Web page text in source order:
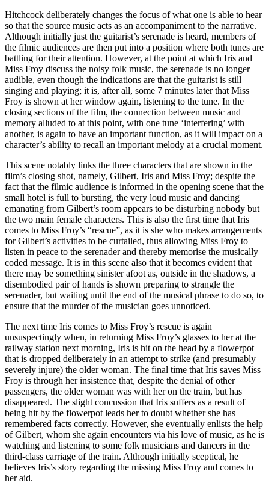
Hitchcock deliberately changes the focus of what one is able to hear
so that the source music acts as an accompaniment to the narrative.
Although initially just the guitarist’s serenade is heard, members of
the filmic audiences are then put into a position where both tunes are
battling for their attention. However, at the point at which Iris and
Miss Froy discuss the noisy folk music, the serenade is no longer
audible, even though the indications are that the guitarist is still
singing and playing; it is, after all, some 7 minutes later that Miss
Froy is shown at her window again, listening to the tune. In the
closing sections of the film, the connection between music and
memory alluded to at this point, with one tune ‘interfering’ with
another, is again to have an important function, as it will impact on a
character’s ability to recall an important melody at a crucial moment.
This scene notably links the three characters that are shown in the
film’s closing shot, namely, Gilbert, Iris and Miss Froy; despite the
fact that the filmic audience is informed in the opening scene that the
small hotel is full to bursting, the very loud music and dancing
emanating from Gilbert’s room appears to be disturbing nobody but
the two main female characters. This is also the first time that Iris
comes to Miss Froy’s “rescue”, as it is she who makes arrangements
for Gilbert’s activities to be curtailed, thus allowing Miss Froy to
listen in peace to the serenader and thereby memorise the musically
coded message. It is in this scene also that it becomes evident that
there may be something sinister afoot as, outside in the shadows, a
disembodied pair of hands is shown preparing to strangle the
serenader, but waiting until the end of the musical phrase to do so, to
ensure that the murder of the musician goes unnoticed.
The next time Iris comes to Miss Froy’s rescue is again
unsuspectingly when, in returning Miss Froy’s glasses to her at the
railway station next morning, Iris is hit on the head by a flowerpot
that is dropped deliberately in an attempt to strike (and presumably
severely injure) the older woman. The final time that Iris saves Miss
Froy is through her insistence that, despite the denial of other
passengers, the older woman was with her on the train, but has
disappeared. The slight concussion that Iris suffers as a result of
being hit by the flowerpot leads her to doubt whether she has
remembered facts correctly. However, she eventually enlists the help
of Gilbert, whom she again encounters via his love of music, as he is
watching and listening to some folk musicians and dancers in the
third-class carriage of the train. Although initially sceptical, he
believes Iris’s story regarding the missing Miss Froy and comes to
her aid.